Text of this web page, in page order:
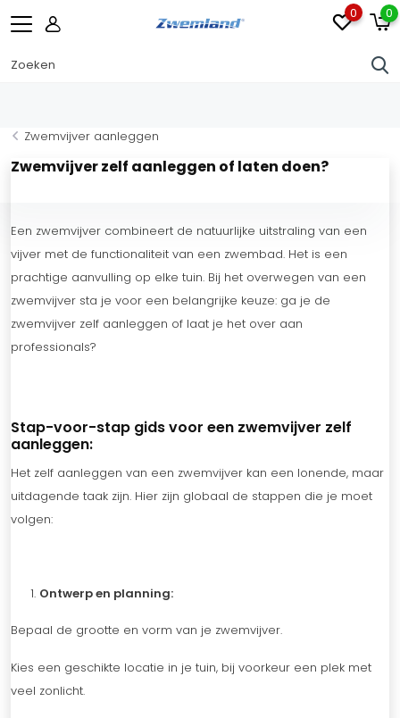
0 0
Zwemvijver aanleggen
Zwemvijver zelf aanleggen of laten doen?
Een zwemvijver combineert de natuurlijke uitstraling van een
vijver met de functionaliteit van een zwembad. Het is een
prachtige aanvulling op elke tuin. Bij het overwegen van een
zwemvijver sta je voor een belangrijke keuze: ga je de
zwemvijver zelf aanleggen of laat je het over aan
professionals?
Stap-voor-stap gids voor een zwemvijver zelf
aanleggen:
Het zelf aanleggen van een zwemvijver kan een lonende, maar
uitdagende taak zijn. Hier zijn globaal de stappen die je moet
volgen:
Ontwerp en planning:
Bepaal de grootte en vorm van je zwemvijver.
Kies een geschikte locatie in je tuin, bij voorkeur een plek met
veel zonlicht.